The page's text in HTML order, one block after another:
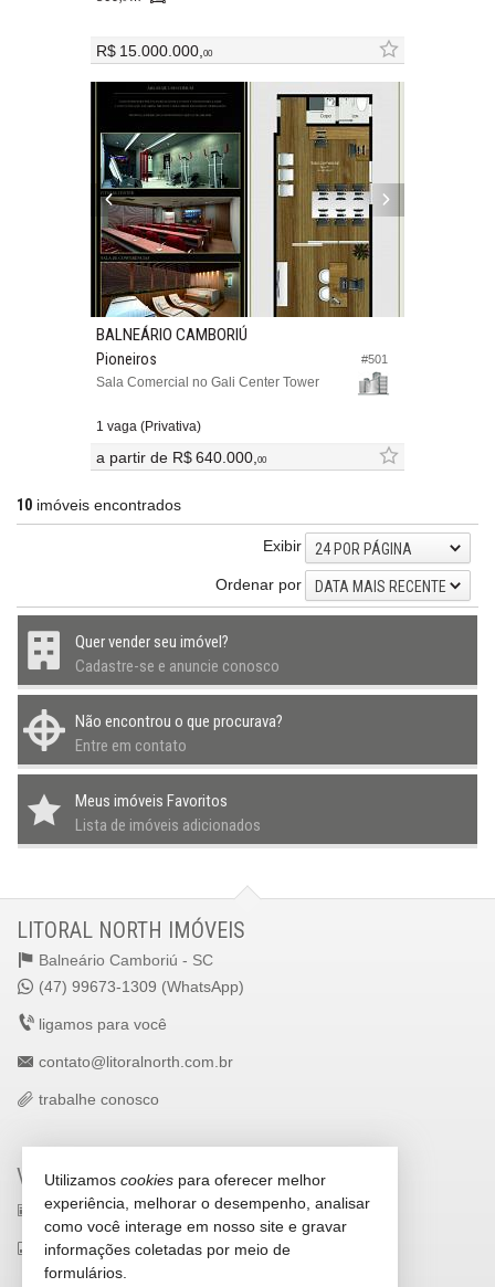
R$ 15.000.000,00
#501
BALNEÁRIO CAMBORIÚ
Pioneiros
Sala Comercial no Gali Center Tower
1 vaga (Privativa)
a partir de R$ 640.000,00
10 imóveis encontrados
Exibir
24 POR PÁGINA
Ordenar por
DATA MAIS RECENTE
Quer vender seu imóvel?
Cadastre-se e anuncie conosco
Não encontrou o que procurava?
Entre em contato
Meus imóveis Favoritos
Lista de imóveis adicionados
LITORAL NORTH IMÓVEIS
Balneário Camboriú - SC
(47) 99673-1309 (WhatsApp)
ligamos para você
contato@litoralnorth.com.br
trabalhe conosco
VEJA MAIS
receba nosso newsletter
indicadores financeiros
Utilizamos cookies para oferecer melhor
experiência, melhorar o desempenho, analisar
como você interage em nosso site e gravar
informações coletadas por meio de
formulários.